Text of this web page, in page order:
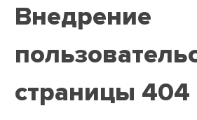
Внедрение
страницы 404